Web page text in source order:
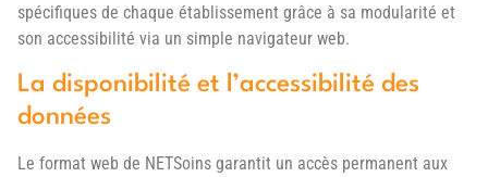
spécifiques de chaque établissement grâce à sa modularité et
son accessibilité via un simple navigateur web.
La disponibilité et l’accessibilité des
données
Le format web de NETSoins garantit un accès permanent aux